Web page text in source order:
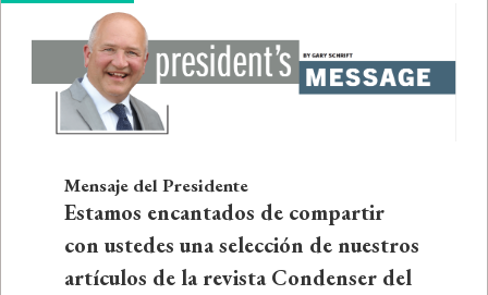
Mensaje del Presidente
Estamos encantados de compartir
con ustedes una selección de nuestros
artículos de la revista Condenser del